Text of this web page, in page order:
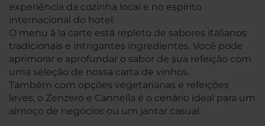
experiência da cozinha local e no espírito
internacional do hotel.
O menu à la carte está repleto de sabores italianos
tradicionais e intrigantes ingredientes. Você pode
aprimorar e aprofundar o sabor de sua refeição com
uma seleção de nossa carta de vinhos.
Também com opções vegetarianas e refeições
leves, o Zenzero e Cannella é o cenário ideal para um
almoço de negócios ou um jantar casual.